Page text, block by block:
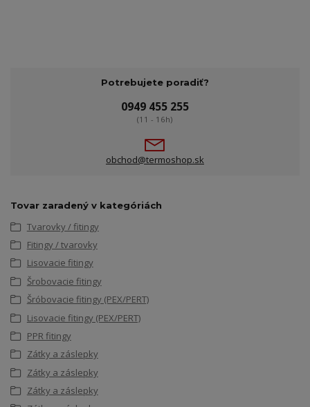
Potrebujete poradiť?
0949 455 255
(11 - 16h)
obchod@termoshop.sk
Tovar zaradený v kategóriách
Tvarovky / fitingy
Fitingy / tvarovky
Lisovacie fitingy
Šrobovacie fitingy
Šróbovacie fitingy (PEX/PERT)
Lisovacie fitingy (PEX/PERT)
PPR fitingy
Zátky a záslepky
Zátky a záslepky
Zátky a záslepky